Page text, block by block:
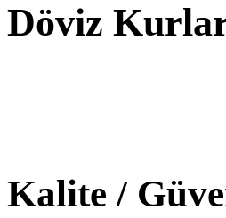
Döviz
Kalite /